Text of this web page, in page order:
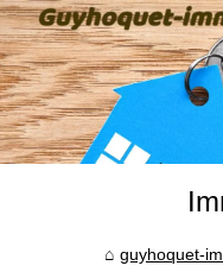
guyhoquet-